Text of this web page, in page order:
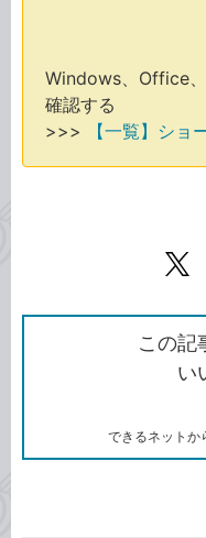
Windows、Office
確認する
>>> 【一覧】ショ
X
で
シ
ェ
ア
この記
い
できるネットか